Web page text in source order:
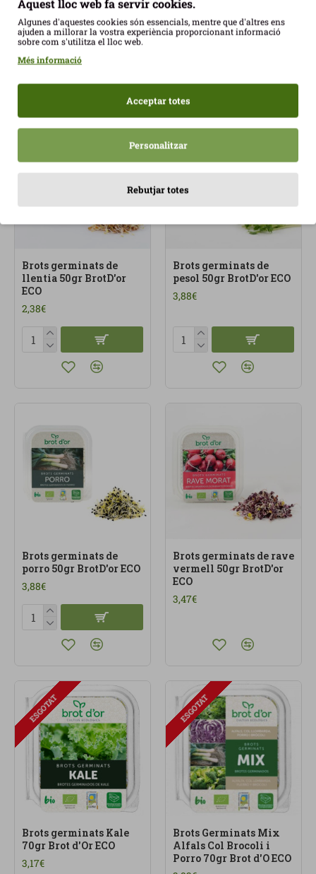
3,75€
3,17€
Brots germinats de
llentia 50gr BrotD'or
ECO
2,38€
Brots germinats de
pesol 50gr BrotD'or ECO
3,88€
Brots germinats de
porro 50gr BrotD'or ECO
3,88€
Brots germinats de rave
vermell 50gr BrotD'or
ECO
3,47€
ESGOTAT
Brots germinats Kale
70gr Brot d'Or ECO
3,17€
ESGOTAT
Brots Germinats Mix
Alfals Col Brocoli i
Porro 70gr Brot d'O ECO
Aquest lloc web fa servir cookies.
Algunes d'aquestes cookies són essencials, mentre que d'altres ens
ajuden a millorar la vostra experiència proporcionant informació
sobre com s'utilitza el lloc web.
Més informació
Acceptar totes
Personalitzar
Rebutjar totes